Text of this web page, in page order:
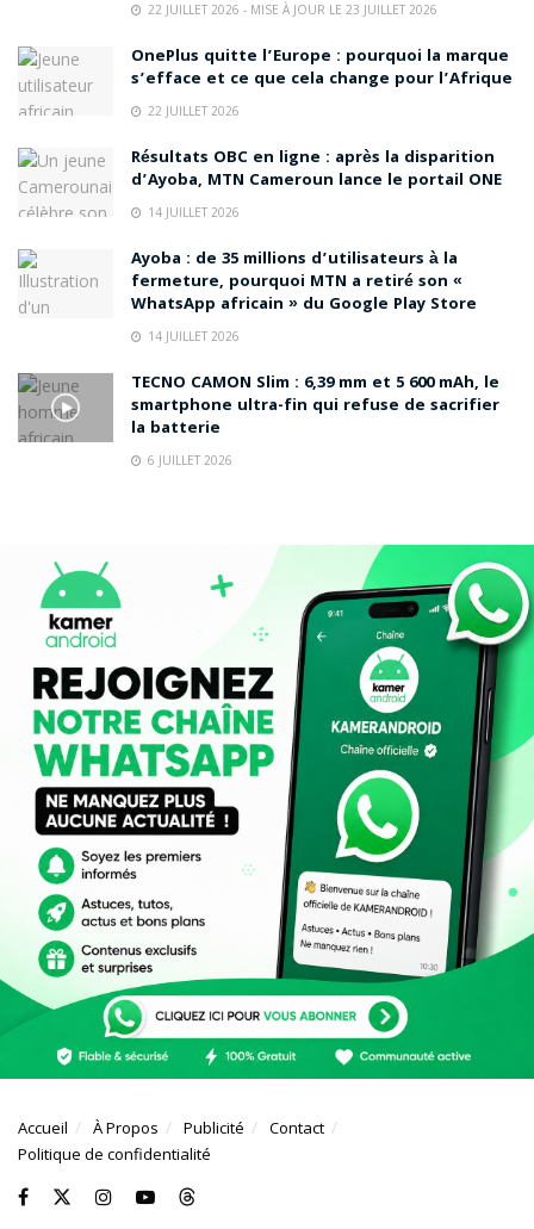
22 JUILLET 2026 - MISE À JOUR LE 23 JUILLET 2026
OnePlus quitte l’Europe : pourquoi la marque
s’efface et ce que cela change pour l’Afrique
22 JUILLET 2026
Résultats OBC en ligne : après la disparition
d’Ayoba, MTN Cameroun lance le portail ONE
14 JUILLET 2026
Ayoba : de 35 millions d’utilisateurs à la
fermeture, pourquoi MTN a retiré son «
WhatsApp africain » du Google Play Store
14 JUILLET 2026
TECNO CAMON Slim : 6,39 mm et 5 600 mAh, le
smartphone ultra-fin qui refuse de sacrifier
la batterie
6 JUILLET 2026
Accueil À Propos Publicité
Contact
Politique de confidentialité